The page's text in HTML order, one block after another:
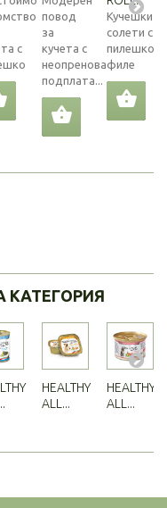
с
повод
за
кучета с
неопренова
подплата...
Кучешки
солети с
пилешко
филе
HEALTHY
ALL...
HEALTHY
ALL...